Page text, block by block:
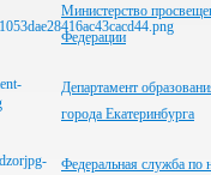
Министерство
Федерации
Департамент
города Екатеринбурга
Федеральная служба по